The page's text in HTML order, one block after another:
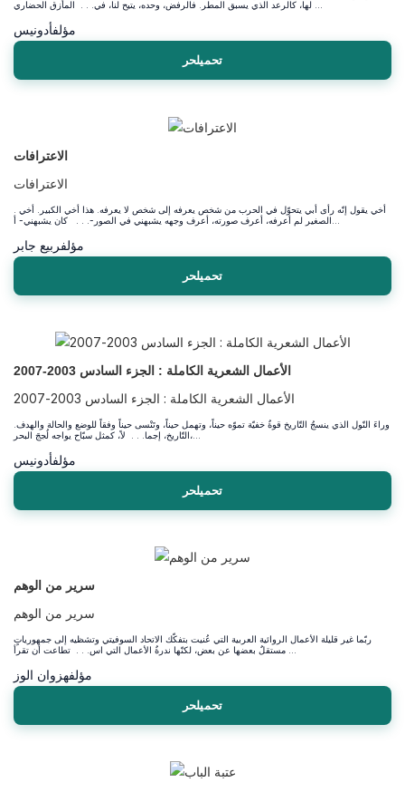
لها، كالرعد الذي يسبق المطر. فالرفض، وحده، يتيح لنا، في. . . المأزق الحضاري ...
مؤلفأدونيس
تحميلحر
الاعترافات
الاعترافات
مؤلفربيع جابر
تحميلحر
الأعمال الشعرية الكاملة : الجزء السادس 2003-2007
الأعمال الشعرية الكاملة : الجزء السادس 2003-2007
وراءَ النّول الذي ينسجُ التّاريخ قوةٌ خفيّة تموّه حيناً، وتهمل حيناً، وتَنْسى حيناً وفقاً للوضع والحالة والهدف.
التّاريخ، إجما. . . لاً، كمثل سبّاح يواجه لُججَ البحر،...
مؤلفأدونيس
تحميلحر
سرير من الوهم
سرير من الوهم
ربّما غير قليلة الأعمال الروائية العربية التي عُنيت بتفكّك الاتحاد السوفيتي وتشظيه إلى جمهورياتٍ
مؤلفهزوان الوز
تحميلحر